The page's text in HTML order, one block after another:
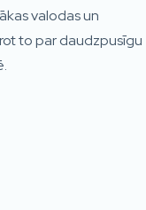
valodas un
to par daudzpusīgu